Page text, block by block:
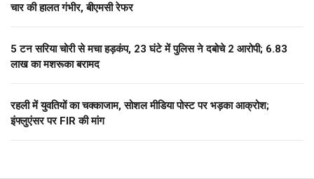
चार की हालत गंभीर, बीएमसी रेफर
5 टन सरिया चोरी से मचा हड़कंप, 23 घंटे में पुलिस ने दबोचे 2 आरोपी; 6.83
लाख का मशरूका बरामद
रहली में युवतियों का चक्काजाम, सोशल मीडिया पोस्ट पर भड़का आक्रोश;
इंफ्लुएंसर पर FIR की मांग